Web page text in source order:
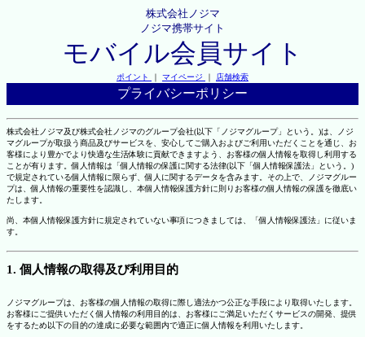
株式会社ノジマ
ノジマ携帯サイト
モバイル会員サイト
ポイント ｜ マイページ ｜ 店舗検索
プライバシーポリシー
株式会社ノジマ及び株式会社ノジマのグループ会社(以下「ノジマグループ」という。)は、ノジ
マグループが取扱う商品及びサービスを、安心してご購入およびご利用いただくことを通じ、お
客様により豊かでより快適な生活体験に貢献できますよう、お客様の個人情報を取得し利用する
ことが有ります。個人情報は「個人情報の保護に関する法律(以下「個人情報保護法」という。)
で規定されている個人情報に限らず、個人に関するデータを含みます。その上で、ノジマグルー
プは、個人情報の重要性を認識し、本個人情報保護方針に則りお客様の個人情報の保護を徹底い
たします。
尚、本個人情報保護方針に規定されていない事項につきましては、「個人情報保護法」に従いま
す。
1. 個人情報の取得及び利用目的
ノジマグループは、お客様の個人情報の取得に際し適法かつ公正な手段により取得いたします。
お客様にご提供いただく個人情報の利用目的は、お客様にご満足いただくサービスの開発、提供
をするため以下の目的の達成に必要な範囲内で適正に個人情報を利用いたします。